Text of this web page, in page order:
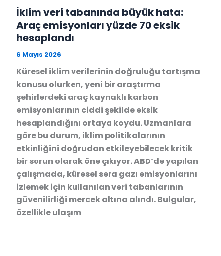
İklim veri tabanında büyük hata:
Araç emisyonları yüzde 70 eksik
hesaplandı
6 Mayıs 2026
Küresel iklim verilerinin doğruluğu tartışma
konusu olurken, yeni bir araştırma
şehirlerdeki araç kaynaklı karbon
emisyonlarının ciddi şekilde eksik
hesaplandığını ortaya koydu. Uzmanlara
göre bu durum, iklim politikalarının
etkinliğini doğrudan etkileyebilecek kritik
bir sorun olarak öne çıkıyor. ABD’de yapılan
çalışmada, küresel sera gazı emisyonlarını
izlemek için kullanılan veri tabanlarının
güvenilirliği mercek altına alındı. Bulgular,
özellikle ulaşım